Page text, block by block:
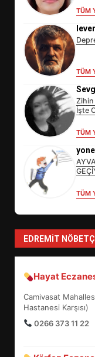
TÜM
TÜM
Zihin
İşte
TÜM
TÜM
EDREMIT
Hayat
Camivasat
Hastanesi Karşısı)
0266 373 11 22
4
5